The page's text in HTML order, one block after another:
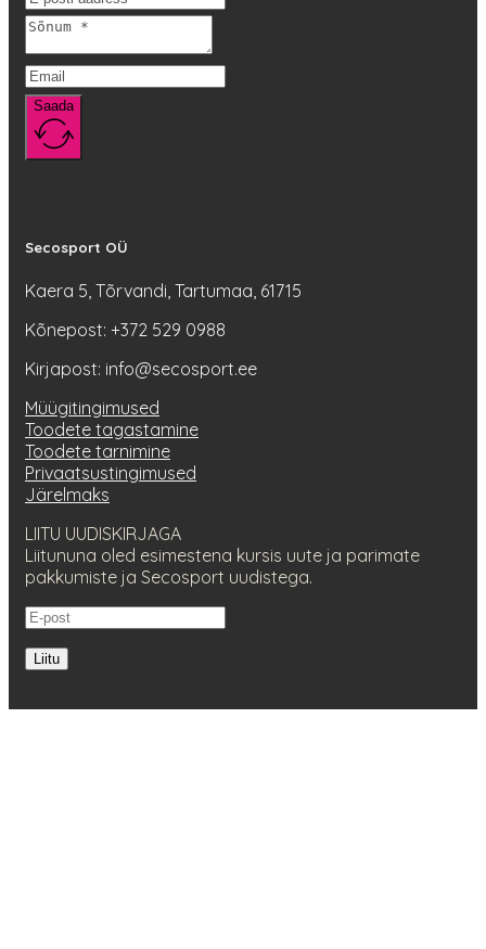
Saada
Secosport OÜ
Kaera 5, Tõrvandi, Tartumaa, 61715
Kõnepost: +372 529 0988
Kirjapost: info@secosport.ee
Müügitingimused
Toodete tagastamine
Toodete tarnimine
Privaatsustingimused
Järelmaks
LIITU UUDISKIRJAGA
Liitununa oled esimestena kursis uute ja parimate
pakkumiste ja Secosport uudistega.
Liitu